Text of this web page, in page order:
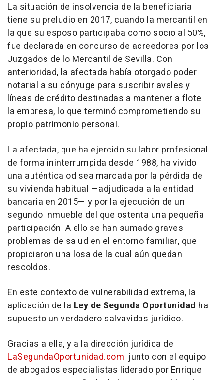
La situación de insolvencia de la beneficiaria
tiene su preludio en 2017, cuando la mercantil en
la que su esposo participaba como socio al 50%,
fue declarada en concurso de acreedores por los
Juzgados de lo Mercantil de Sevilla. Con
anterioridad, la afectada había otorgado poder
notarial a su cónyuge para suscribir avales y
líneas de crédito destinadas a mantener a flote
la empresa, lo que terminó comprometiendo su
propio patrimonio personal.
La afectada, que ha ejercido su labor profesional
de forma ininterrumpida desde 1988, ha vivido
una auténtica odisea marcada por la pérdida de
su vivienda habitual —adjudicada a la entidad
bancaria en 2015— y por la ejecución de un
segundo inmueble del que ostenta una pequeña
participación. A ello se han sumado graves
problemas de salud en el entorno familiar, que
propiciaron una losa de la cual aún quedan
rescoldos.
En este contexto de vulnerabilidad extrema, la
aplicación de la Ley de Segunda Oportunidad ha
supuesto un verdadero salvavidas jurídico.
Gracias a ella, y a la dirección jurídica de
LaSegundaOportunidad.com junto con el equipo
de abogados especialistas liderado por Enrique